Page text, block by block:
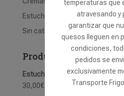
Estuches Regalo
Sin categoría
Productos
Estuche "Quesos de Oveja
30,00€
temperaturas que
atravesando y
garantizar que
quesos lleguen en
condiciones,
pedidos se
exclusivamente
Transporte